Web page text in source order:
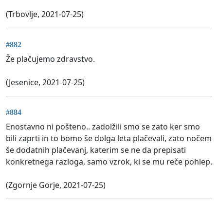
(Trbovlje, 2021-07-25)
#882
Že plačujemo zdravstvo.
(Jesenice, 2021-07-25)
#884
Enostavno ni pošteno.. zadolžili smo se zato ker smo
bili zaprti in to bomo še dolga leta plačevali, zato nočem
še dodatnih plačevanj, katerim se ne da prepisati
konkretnega razloga, samo vzrok, ki se mu reče pohlep.
(Zgornje Gorje, 2021-07-25)